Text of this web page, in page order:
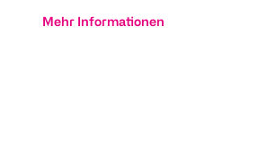
Mehr Informationen